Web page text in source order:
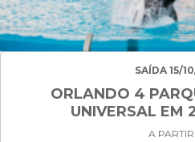
SAÍDA 15/
ORLANDO 4
UNIVERSAL EM
A